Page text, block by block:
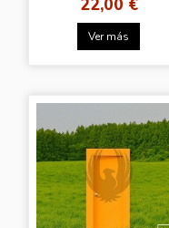
Ver más